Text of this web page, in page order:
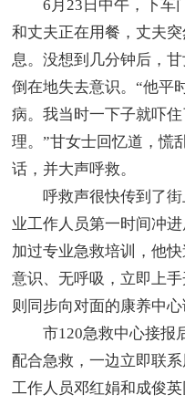
6月23日中午，下车
和丈夫正在用餐，丈夫
息。没想到几分钟后，
倒在地失去意识。“他平
病。我当时一下子就吓
理。”甘女士回忆道，慌
话，并大声呼救。
呼救声很快传到了街
业工作人员第一时间冲
加过专业急救培训，他
意识、无呼吸，立即上
则同步向对面的康养中心
市120急救中心接报
配合急救，一边立即联
工作人员邓红娟和成俊